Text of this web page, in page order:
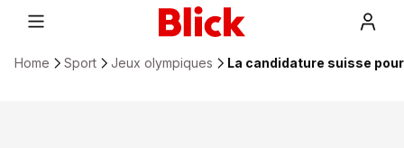
Home Sport Jeux olympiques La candidature suisse